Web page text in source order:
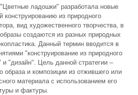
ладошки" разработала новые
конструированию из природного
вид художественного творчества, в
создаются из разных природных
Данный термин вводится в
"конструирование из природного
"дизайн". Цель данной стратегии –
образа и композиции из отжившего или
материала с использованием его
и фактуры.